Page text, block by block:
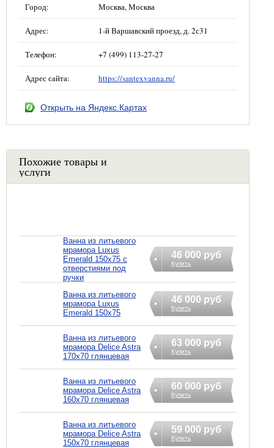
Город: Москва, Москва
Адрес: 1-й Варшавский проезд, д. 2с31
Телефон: +7 (499) 113-27-27
Адрес сайта: https://santexvanna.ru/
Открыть на Яндекс.Картах
Похожие товары и
услуги
Ванна из литьевого
мрамора Luxus
Emerald 150x75 с
отверстиями под
ручки
46 000 руб
Купить
Ванна из литьевого
мрамора Luxus
Emerald 150x75
46 000 руб
Купить
Ванна из литьевого
мрамора Delice Astra
170х70 глянцевая
63 000 руб
Купить
Ванна из литьевого
мрамора Delice Astra
160х70 глянцевая
60 000 руб
Купить
Ванна из литьевого
мрамора Delice Astra
150х70 глянцевая
59 000 руб
Купить